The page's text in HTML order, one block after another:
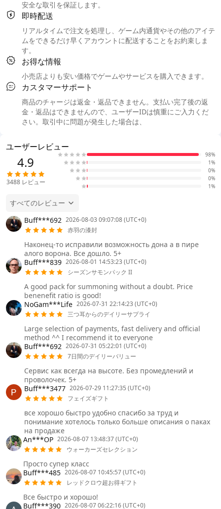
安全な取引を保証します。
即時配送
リアルタイムで注文を処理し、ゲーム内通貨やその他のアイテ
ムをできるだけ早くアカウントに配送することをお約束しま
す。
お得な情報
小売店よりも安い価格でゲームやサービスを購入できます。
カスタマーサポート
商品のチャージは返金・返品できません。支払い完了後の返
金・返品はできませんので、ユーザーIDは慎重にご入力くだ
さい。取引中に問題が発生した場合は、
ユーザーレビュー
4.9
3488レビュー
98%
1%
0%
0%
1%
すべてのレビュー
Buff***692 2026-08-03 09:07:08 (UTC+0)
赤羽の漆封
Наконец-то исправили возможность дона а в пире
алого ворона. Все дошло. 5+
Buff***839 2026-08-01 14:53:23 (UTC+0)
シーズンサモンパック II
A good pack for summoning without a doubt. Price
benenefit ratio is good!
NoGam***Life 2026-07-31 22:14:23 (UTC+0)
三つ耳からのデイリーサプライ
Large selection of payments, fast delivery and official
method ^^ I recommend it to everyone
Buff***692 2026-07-31 05:22:01 (UTC+0)
7日間のデイリーバリュー
Сервис как всегда на высоте. Без промедлений и
проволочек. 5+
Buff***3477 2026-07-29 11:27:35 (UTC+0)
フェイズギフト
все хорошо быстро удобно спасибо за труд и
понимание хотелось только больше описания о паках
на продаже
An***OP 2026-08-07 13:48:37 (UTC+0)
ウォーカーズセレクション
Просто супер класс
Buff***485 2026-08-07 10:45:57 (UTC+0)
レッドクロウ超お得ギフト
Все быстро и хорошо!
Buff***390 2026-08-07 06:22:16 (UTC+0)